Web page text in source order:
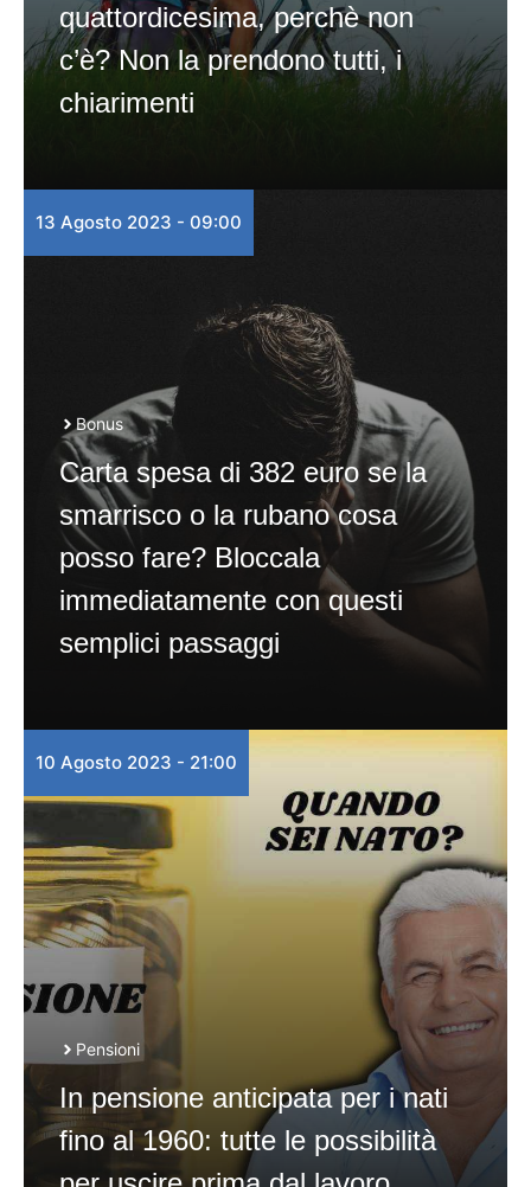
quattordicesima, perchè non
c’è? Non la prendono tutti, i
chiarimenti
13 Agosto 2023 - 09:00
Bonus
Carta spesa di 382 euro se la
smarrisco o la rubano cosa
posso fare? Bloccala
immediatamente con questi
semplici passaggi
10 Agosto 2023 - 21:00
Pensioni
In pensione anticipata per i nati
fino al 1960: tutte le possibilità